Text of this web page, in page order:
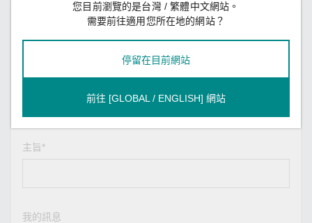
主旨*
我的訊息
您目前瀏覽的是台灣 / 繁體中文網站。
需要前往適用您所在地的網站？
停留在目前網站
前往 [GLOBAL / ENGLISH] 網站